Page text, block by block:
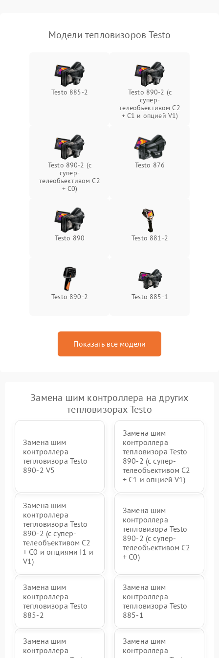
Модели тепловизоров Testo
Testo 885-2
Testo 890-2 (c
супер-
телеобъективом C2
+ C1 и опцией V1)
Testo 890-2 (c
супер-
телеобъективом C2
+ C0)
Testo 876
Testo 890 Testo 881-2
Testo 890-2 Testo 885-1
Показать все модели
Замена шим контроллера на других
тепловизорах Testo
Замена шим
контроллера
тепловизора Testo
890-2 V5
Замена шим
контроллера
тепловизора Testo
890-2 (c супер-
телеобъективом C2
+ C1 и опцией V1)
Замена шим
контроллера
тепловизора Testo
890-2 (c супер-
телеобъективом C2
+ C0 и опциями I1 и
V1)
Замена шим
контроллера
тепловизора Testo
890-2 (c супер-
телеобъективом C2
+ C0)
Замена шим
контроллера
тепловизора Testo
885-2
Замена шим
контроллера
тепловизора Testo
885-1
Замена шим
контроллера
Замена шим
контроллера